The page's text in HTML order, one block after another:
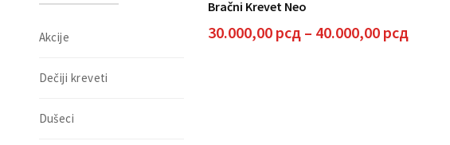
Bračni Krevet Neo
30.000,00 рсд – 40.000,00 рсдRaspon
Akcije
Dečiji kreveti
Dušeci